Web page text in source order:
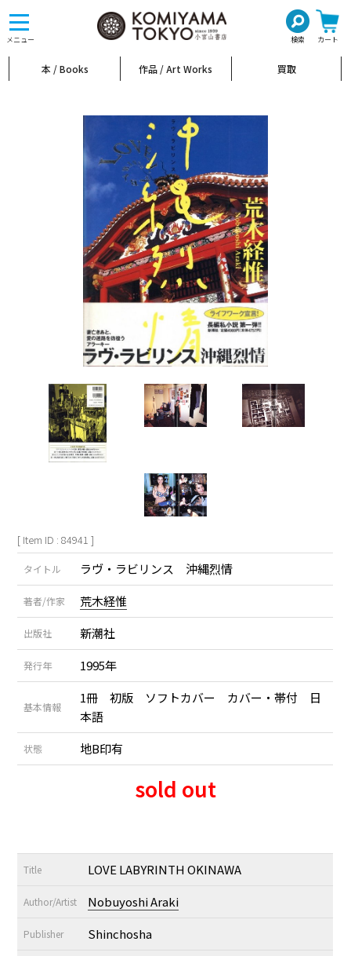
メニュー 検索 カート
toggle
navigation
本 / Books 作品 / Art Works 買取
[ Item ID : 84941 ]
タイトル ラヴ・ラビリンス 沖縄烈情
著者/作家 荒木経惟
出版社 新潮社
発行年 1995年
基本情報
1冊 初版 ソフトカバー カバー・帯付 日
本語
状態 地B印有
sold out
Title LOVE LABYRINTH OKINAWA
Author/Artist Nobuyoshi Araki
Publisher Shinchosha